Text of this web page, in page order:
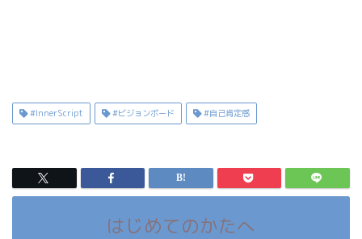
#InnerScript #ビジョンボード #自己肯定感
はじめてのかたへ